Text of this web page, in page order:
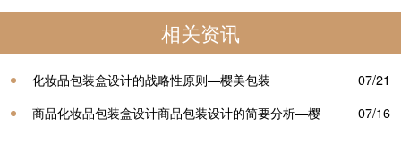
相关资讯
化妆品包装盒设计的战略性原则—樱美包装
07/21
商品化妆品包装盒设计商品包装设计的简要分析—樱
07/16